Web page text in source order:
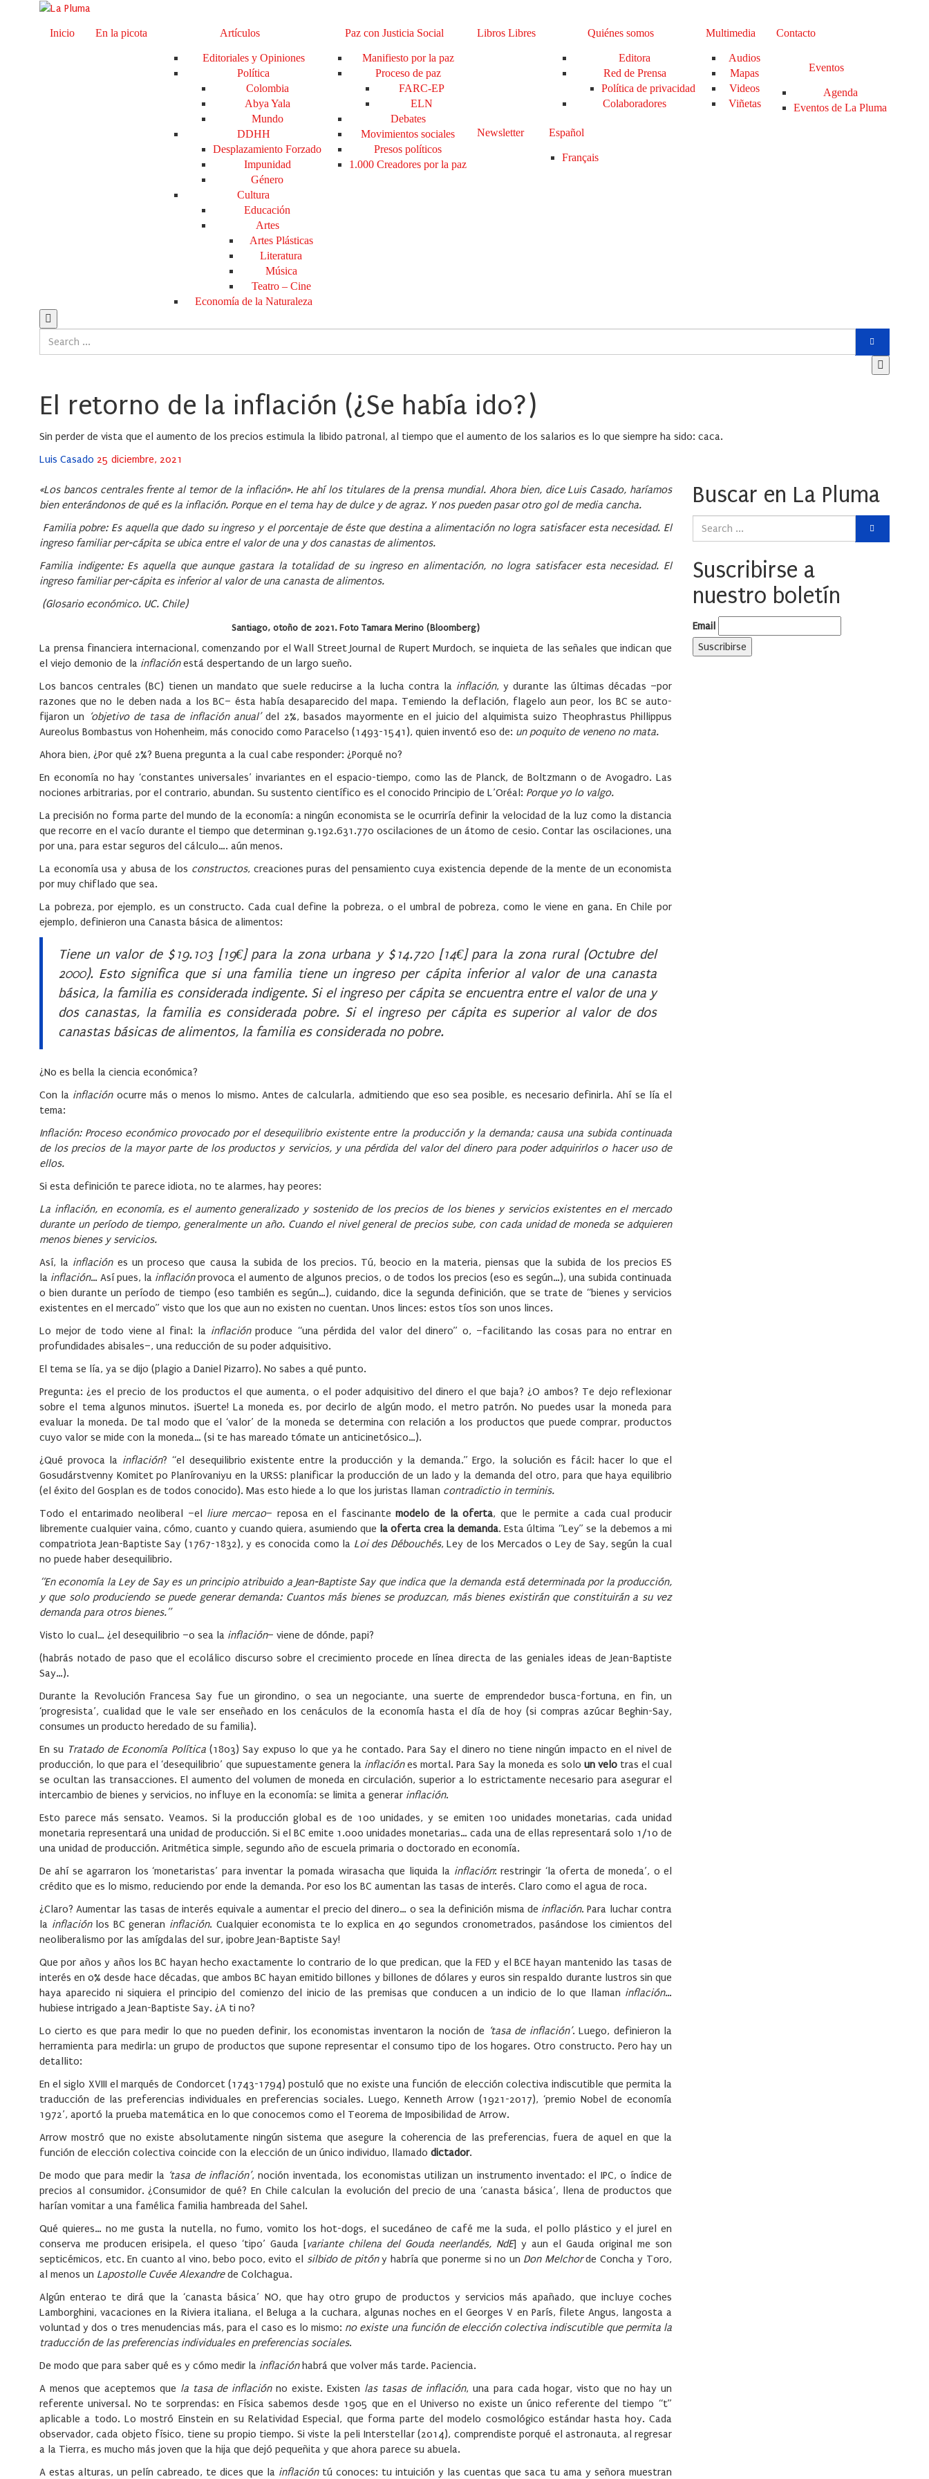
Inicio En la picota Artículos
Editoriales y Opiniones
Política
Colombia
Abya Yala
Mundo
DDHH
Desplazamiento Forzado
Impunidad
Género
Cultura
Educación
Artes
Artes Plásticas
Literatura
Música
Teatro – Cine
Economía de la Naturaleza
Paz con Justicia Social
Manifiesto por la paz
Proceso de paz
FARC-EP
ELN
Debates
Movimientos sociales
Presos políticos
1.000 Creadores por la paz
Libros Libres Quiénes somos
Editora
Red de Prensa
Política de privacidad
Colaboradores
Multimedia
Audios
Mapas
Videos
Viñetas
Contacto
Eventos
Agenda
Eventos de La Pluma
Newsletter Español
Français
El retorno de la inflación (¿Se había ido?)
Sin perder de vista que el aumento de los precios estimula la libido patronal, al tiempo que el aumento de los salarios es lo que siempre ha sido: caca.
Luis Casado Posted
25 diciembre, 2021
«Los bancos centrales frente al temor de la inflación». He ahí los titulares de la prensa mundial. Ahora bien, dice Luis Casado, haríamos
bien enterándonos de qué es la inflación. Porque en el tema hay de dulce y de agraz. Y nos pueden pasar otro gol de media cancha.
Familia pobre: Es aquella que dado su ingreso y el porcentaje de éste que destina a alimentación no logra satisfacer esta necesidad. El
ingreso familiar per-cápita se ubica entre el valor de una y dos canastas de alimentos.
Familia indigente: Es aquella que aunque gastara la totalidad de su ingreso en alimentación, no logra satisfacer esta necesidad. El
ingreso familiar per-cápita es inferior al valor de una canasta de alimentos.
(Glosario económico. UC. Chile)
Santiago, otoño de 2021. Foto Tamara Merino (Bloomberg)
La prensa financiera internacional, comenzando por el Wall Street Journal de Rupert Murdoch, se inquieta de las señales que indican que
el viejo demonio de la inflaciónestá despertando de un largo sueño.
Los bancos centrales (BC) tienen un mandato que suele reducirse a la lucha contra la inflación, y durante las últimas décadas –por
razones que no le deben nada a los BC– ésta había desaparecido del mapa. Temiendo la deflación, flagelo aun peor, los BC se auto-
fijaron un
‘objetivo de tasa de inflación anual’del 2%, basados mayormente en el juicio del alquimista suizo Theophrastus Phillippus
Aureolus Bombastus von Hohenheim, más conocido como Paracelso (1493-1541), quien inventó eso de: un poquito de veneno no mata.
Ahora bien, ¿Por qué 2%? Buena pregunta a la cual cabe responder: ¿Porqué no?
En economía no hay ‘constantes universales’ invariantes en el espacio-tiempo, como las de Planck, de Boltzmann o de Avogadro. Las
nociones arbitrarias, por el contrario, abundan. Su sustento científico es el conocido Principio de L’Oréal: Porque yo lo valgo.
La precisión no forma parte del mundo de la economía: a ningún economista se le ocurriría definir la velocidad de la luz como la distancia
que recorre en el vacío durante el tiempo que determinan 9.192.631.770 oscilaciones de un átomo de cesio. Contar las oscilaciones, una
por una, para estar seguros del cálculo…. aún menos.
La economía usa y abusa de los constructos, creaciones puras del pensamiento cuya existencia depende de la mente de un economista
por muy chiflado que sea.
La pobreza, por ejemplo, es un constructo. Cada cual define la pobreza, o el umbral de pobreza, como le viene en gana. En Chile por
ejemplo, definieron una Canasta básica de alimentos:
Tiene un valor de $19.103 [19€] para la zona urbana y $14.720 [14€] para la zona rural (Octubre del
2000). Esto significa que si una familia tiene un ingreso per cápita inferior al valor de una canasta
básica, la familia es considerada indigente. Si el ingreso per cápita se encuentra entre el valor de una y
dos canastas, la familia es considerada pobre. Si el ingreso per cápita es superior al valor de dos
canastas básicas de alimentos, la familia es considerada no pobre.
¿No es bella la ciencia económica?
Con la inflaciónocurre más o menos lo mismo. Antes de calcularla, admitiendo que eso sea posible, es necesario definirla. Ahí se lía el
tema:
Inflación: Proceso económico provocado por el desequilibrio existente entre la producción y la demanda; causa una subida continuada
de los precios de la mayor parte de los productos y servicios, y una pérdida del valor del dinero para poder adquirirlos o hacer uso de
ellos.
Si esta definición te parece idiota, no te alarmes, hay peores:
La inflación, en economía, es el aumento generalizado y sostenido de los precios de los bienes y servicios existentes en el mercado
durante un período de tiempo, generalmente un año. Cuando el nivel general de precios sube, con cada unidad de moneda se adquieren
menos bienes y servicios.
Así, la inflaciónes un proceso que causa la subida de los precios. Tú, beocio en la materia, piensas que la subida de los precios ES
la inflación… Así pues, la inflaciónprovoca el aumento de algunos precios, o de todos los precios (eso es según…), una subida continuada
o bien durante un período de tiempo (eso también es según…), cuidando, dice la segunda definición, que se trate de “bienes y servicios
existentes en el mercado” visto que los que aun no existen no cuentan. Unos linces: estos tíos son unos linces.
Lo mejor de todo viene al final: la inflaciónproduce “una pérdida del valor del dinero” o, –facilitando las cosas para no entrar en
profundidades abisales–, una reducción de su poder adquisitivo.
El tema se lía, ya se dijo (plagio a Daniel Pizarro). No sabes a qué punto.
Pregunta: ¿es el precio de los productos el que aumenta, o el poder adquisitivo del dinero el que baja? ¿O ambos? Te dejo reflexionar
sobre el tema algunos minutos. ¡Suerte! La moneda es, por decirlo de algún modo, el metro patrón. No puedes usar la moneda para
evaluar la moneda. De tal modo que el ‘valor’ de la moneda se determina con relación a los productos que puede comprar, productos
cuyo valor se mide con la moneda… (si te has mareado tómate un anticinetósico…).
¿Qué provoca la inflación? “el desequilibrio existente entre la producción y la demanda.” Ergo, la solución es fácil: hacer lo que el
Gosudárstvenny Komitet po Planírovaniyu en la URSS: planificar la producción de un lado y la demanda del otro, para que haya equilibrio
(el éxito del Gosplan es de todos conocido). Mas esto hiede a lo que los juristas llaman contradictio in terminis.
Todo el entarimado neoliberal –el liure mercao– reposa en el fascinantemodelo de la oferta, que le permite a cada cual producir
libremente cualquier vaina, cómo, cuanto y cuando quiera, asumiendo que la oferta crea la demanda. Esta última “Ley” se la debemos a mi
compatriota Jean-Baptiste Say (1767-1832), y es conocida como la Loi des Débouchés, Ley de los Mercados o Ley de Say, según la cual
no puede haber desequilibrio.
“En economía la Ley de Say es un principio atribuido a Jean-Baptiste Say que indica que la demanda está determinada por la producción,
y que solo produciendo se puede generar demanda: Cuantos más bienes se produzcan, más bienes existirán que constituirán a su vez
demanda para otros bienes.”
Visto lo cual… ¿el desequilibrio –o sea la inflación– viene de dónde, papi?
(habrás notado de paso que el ecolálico discurso sobre el crecimiento procede en línea directa de las geniales ideas de Jean-Baptiste
Say…).
Durante la Revolución Francesa Say fue un girondino, o sea un negociante, una suerte de emprendedor busca-fortuna, en fin, un
‘progresista’, cualidad que le vale ser enseñado en los cenáculos de la economía hasta el día de hoy (si compras azúcar Beghin-Say,
consumes un producto heredado de su familia).
En su Tratado de Economía Política(1803) Say expuso lo que ya he contado. Para Say el dinero no tiene ningún impacto en el nivel de
producción, lo que para el ‘desequilibrio’ que supuestamente genera la inflaciónes mortal. Para Say la moneda es solo un velotras el cual
se ocultan las transacciones. El aumento del volumen de moneda en circulación, superior a lo estrictamente necesario para asegurar el
intercambio de bienes y servicios, no influye en la economía: se limita a generar inflación.
Esto parece más sensato. Veamos. Si la producción global es de 100 unidades, y se emiten 100 unidades monetarias, cada unidad
monetaria representará una unidad de producción. Si el BC emite 1.000 unidades monetarias… cada una de ellas representará solo 1/10 de
una unidad de producción. Aritmética simple, segundo año de escuela primaria o doctorado en economía.
De ahí se agarraron los ‘monetaristas’ para inventar la pomada wirasacha que liquida la inflación: restringir ‘la oferta de moneda’, o el
crédito que es lo mismo, reduciendo por ende la demanda. Por eso los BC aumentan las tasas de interés. Claro como el agua de roca.
¿Claro? Aumentar las tasas de interés equivale a aumentar el precio del dinero… o sea la definición misma de inflación. Para luchar contra
la inflaciónlos BC generan inflación. Cualquier economista te lo explica en 40 segundos cronometrados, pasándose los cimientos del
neoliberalismo por las amígdalas del sur, ¡pobre Jean-Baptiste Say!
Que por años y años los BC hayan hecho exactamente lo contrario de lo que predican, que la FED y el BCE hayan mantenido las tasas de
interés en 0% desde hace décadas, que ambos BC hayan emitido billones y billones de dólares y euros sin respaldo durante lustros sin que
haya aparecido ni siquiera el principio del comienzo del inicio de las premisas que conducen a un indicio de lo que llaman inflación…
hubiese intrigado a Jean-Baptiste Say. ¿A ti no?
Lo cierto es que para medir lo que no pueden definir, los economistas inventaron la noción de ‘tasa de inflación’. Luego, definieron la
herramienta para medirla: un grupo de productos que supone representar el consumo tipo de los hogares. Otro constructo. Pero hay un
detallito:
En el siglo XVIII el marqués de Condorcet (1743-1794) postuló que no existe una función de elección colectiva indiscutible que permita la
traducción de las preferencias individuales en preferencias sociales. Luego, Kenneth Arrow (1921-2017), ‘premio Nobel de economía
1972’, aportó la prueba matemática en lo que conocemos como el Teorema de Imposibilidad de Arrow.
Arrow mostró que no existe absolutamente ningún sistema que asegure la coherencia de las preferencias, fuera de aquel en que la
función de elección colectiva coincide con la elección de un único individuo, llamado dictador.
De modo que para medir la ‘tasa de inflación’, noción inventada, los economistas utilizan un instrumento inventado: el IPC, o índice de
precios al consumidor. ¿Consumidor de qué? En Chile calculan la evolución del precio de una ‘canasta básica’, llena de productos que
harían vomitar a una famélica familia hambreada del Sahel.
Qué quieres… no me gusta la nutella, no fumo, vomito los hot-dogs, el sucedáneo de café me la suda, el pollo plástico y el jurel en
conserva me producen erisipela, el queso ‘tipo’ Gauda [variante chilena del Gouda neerlandés, NdE] y aun el Gauda original me son
septicémicos, etc. En cuanto al vino, bebo poco, evito el silbido de pitóny habría que ponerme si no un Don Melchorde Concha y Toro,
al menos un Lapostolle Cuvée Alexandrede Colchagua.
Algún enterao te dirá que la ‘canasta básica’ NO, que hay otro grupo de productos y servicios más apañado, que incluye coches
Lamborghini, vacaciones en la Riviera italiana, el Beluga a la cuchara, algunas noches en el Georges V en París, filete Angus, langosta a
voluntad y dos o tres menudencias más, para el caso es lo mismo: no existe una función de elección colectiva indiscutible que permita la
traducción de las preferencias individuales en preferencias sociales.
De modo que para saber qué es y cómo medir la inflaciónhabrá que volver más tarde. Paciencia.
A menos que aceptemos que la tasa de inflaciónno existe. Existen las tasas de inflación, una para cada hogar, visto que no hay un
referente universal. No te sorprendas: en Física sabemos desde 1905 que en el Universo no existe un único referente del tiempo “t”
aplicable a todo. Lo mostró Einstein en su Relatividad Especial, que forma parte del modelo cosmológico estándar hasta hoy. Cada
observador, cada objeto físico, tiene su propio tiempo. Si viste la peli Interstellar (2014), comprendiste porqué el astronauta, al regresar
a la Tierra, es mucho más joven que la hija que dejó pequeñita y que ahora parece su abuela.
A estas alturas, un pelín cabreado, te dices que la inflacióntú conoces: tu intuición y las cuentas que saca tu ama y señora muestran
Buscar en La Pluma
Suscribirse a
nuestro boletín
Email